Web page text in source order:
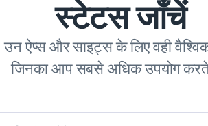
स्टेटस जाँचें
उन ऐप्स और साइट्स के लिए वही
जिनका आप सबसे अधिक उपयोग